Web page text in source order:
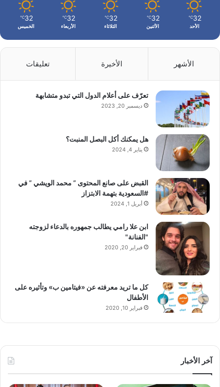
32
℃
الأحد
32
℃
الأثنين
32
℃
الثلاثاء
32
℃
الأربعاء
32
℃
الخميس
الأشهر الأخيرة تعليقات
تعرّف على أعلام الدول التي تبدو متشابهة
ديسمبر 20, 2023
هل يمكنك أكل البصل المنبت؟
يناير 4, 2024
القبض على صانع المحتوى ” محمد الويشي ” في
#السعودية بتهمة الابتزاز
أبريل 1, 2024
ابن علا رامي يطالب جمهوره بالدعاء لزوجته
"الفنانة"
فبراير 20, 2020
كل ما تريد معرفته عن «فيتامين ب» وتأثيره على
الأطفال
فبراير 10, 2020
آخر الأخبار